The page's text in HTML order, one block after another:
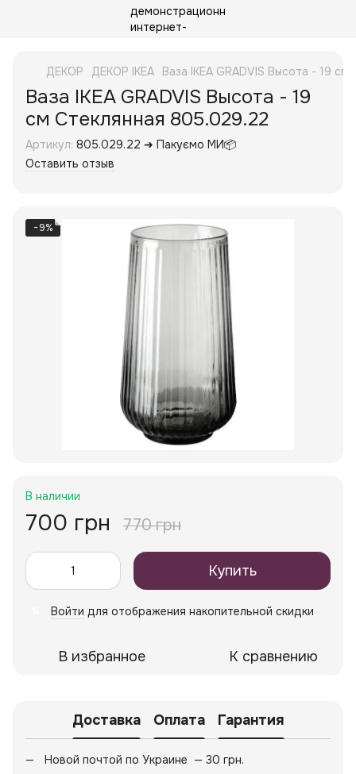
ДЕКОР ДЕКОР IKEA Ваза IKEA GRADVIS Высота - 19
Ваза IKEA GRADVIS Высота - 19
см Стеклянная 805.029.22
Артикул: 805.029.22 ➜ Пакуємо МИ📦
Оставить отзыв
−9%
В наличии
700 грн 770 грн
Купить
Войти для отображения накопительной скидки
В избранное К сравнению
Доставка Оплата Гарантия
Новой почтой по Украине — 30 грн.